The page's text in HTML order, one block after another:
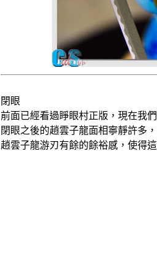
閉眼
前面已經看過睜眼村正版，現在我
閉眼之後的趙雲子龍面相寧靜許多
趙雲子龍游刃有餘的餘裕感，使得